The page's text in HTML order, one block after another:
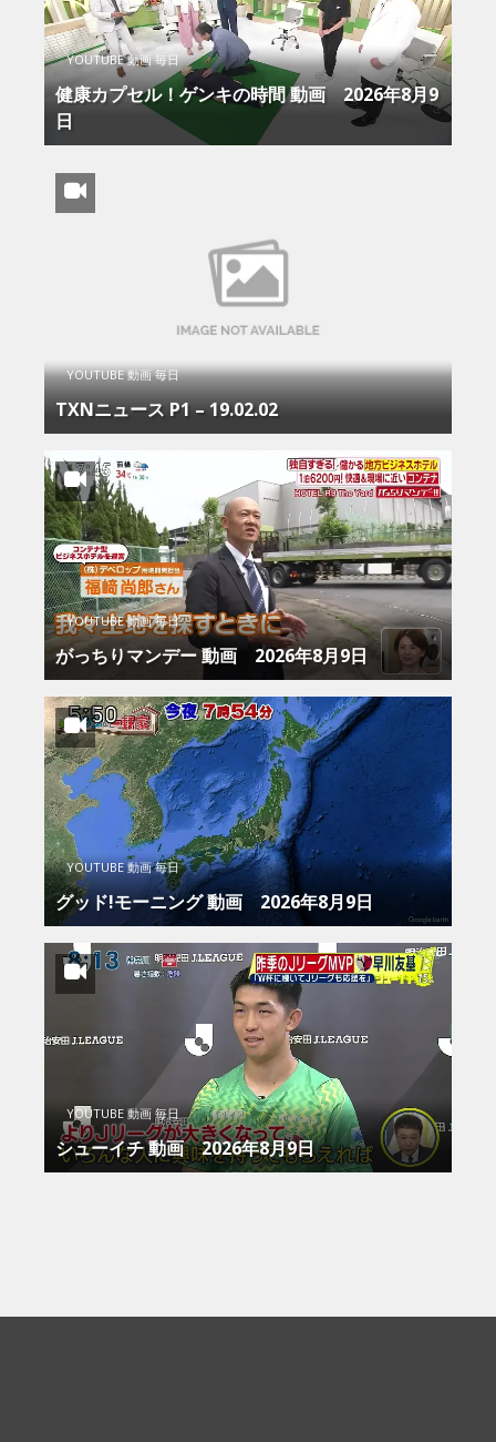
YOUTUBE 動画 毎日
健康カプセル！ゲンキの時間 動画 2026年8月9
日
YOUTUBE 動画 毎日
TXNニュース P1 – 19.02.02
YOUTUBE 動画 毎日
がっちりマンデー 動画 2026年8月9日
YOUTUBE 動画 毎日
グッド!モーニング 動画 2026年8月9日
YOUTUBE 動画 毎日
シューイチ 動画 2026年8月9日